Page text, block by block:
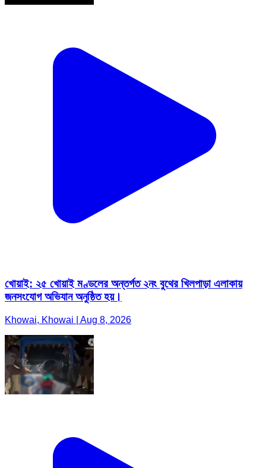
খোয়াই: ২৫ খোয়াই মণ্ডলের অন্তর্গত ২নং বুথের খিলপাড়া এলাকায়
জনসংযোগ অভিযান অনুষ্ঠিত হয়।
Khowai, Khowai | Aug 8, 2026